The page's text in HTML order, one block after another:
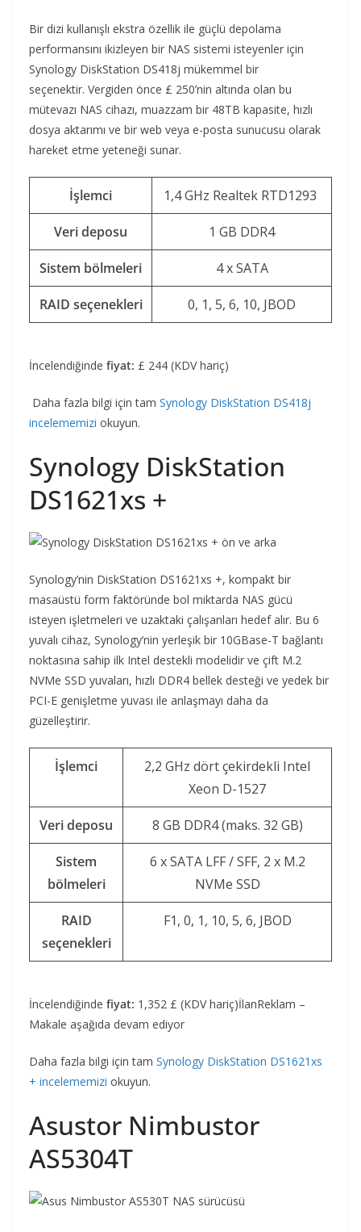
Bir dizi kullanışlı ekstra özellik ile güçlü depolama
performansını ikizleyen bir NAS sistemi isteyenler için
Synology DiskStation DS418j mükemmel bir
seçenektir. Vergiden önce £ 250’nin altında olan bu
mütevazı NAS cihazı, muazzam bir 48TB kapasite, hızlı
dosya aktarımı ve bir web veya e-posta sunucusu olarak
hareket etme yeteneği sunar.
İşlemci 1,4 GHz Realtek RTD1293
Veri deposu 1 GB DDR4
Sistem bölmeleri 4 x SATA
RAID seçenekleri 0, 1, 5, 6, 10, JBOD
İncelendiğinde fiyat: £ 244 (KDV hariç)
Daha fazla bilgi için tam Synology DiskStation DS418j
incelememizi okuyun.
Synology DiskStation
DS1621xs +
Synology’nin DiskStation DS1621xs +, kompakt bir
masaüstü form faktöründe bol miktarda NAS gücü
isteyen işletmeleri ve uzaktaki çalışanları hedef alır. Bu 6
yuvalı cihaz, Synology’nin yerleşik bir 10GBase-T bağlantı
noktasına sahip ilk Intel destekli modelidir ve çift M.2
NVMe SSD yuvaları, hızlı DDR4 bellek desteği ve yedek bir
PCI-E genişletme yuvası ile anlaşmayı daha da
güzelleştirir.
İşlemci
2,2 GHz dört çekirdekli Intel
Xeon D-1527
Veri deposu 8 GB DDR4 (maks. 32 GB)
Sistem
bölmeleri
6 x SATA LFF / SFF, 2 x M.2
NVMe SSD
RAID
seçenekleri
F1, 0, 1, 10, 5, 6, JBOD
İncelendiğinde fiyat: 1,352 £ (KDV hariç)İlanReklam –
Makale aşağıda devam ediyor
Daha fazla bilgi için tam Synology DiskStation DS1621xs
+ incelememizi okuyun.
Asustor Nimbustor
AS5304T